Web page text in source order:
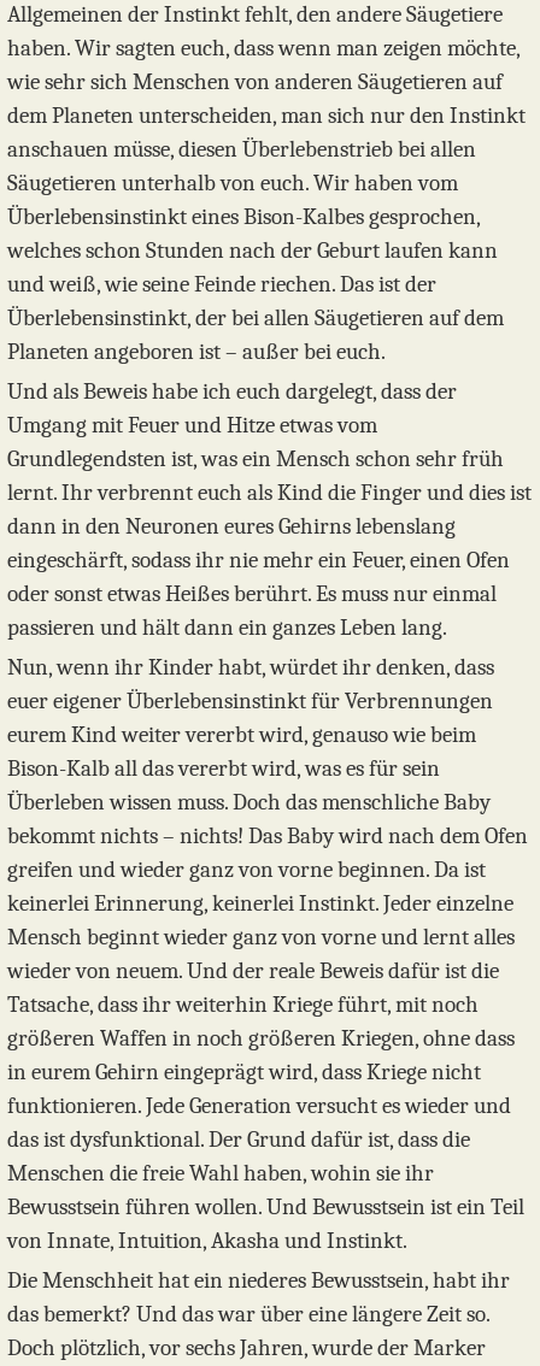
Allgemeinen der Instinkt fehlt, den andere Säugetiere
haben. Wir sagten euch, dass wenn man zeigen möchte,
wie sehr sich Menschen von anderen Säugetieren auf
dem Planeten unterscheiden, man sich nur den Instinkt
anschauen müsse, diesen Überlebenstrieb bei allen
Säugetieren unterhalb von euch. Wir haben vom
Überlebensinstinkt eines Bison-Kalbes gesprochen,
welches schon Stunden nach der Geburt laufen kann
und weiß, wie seine Feinde riechen. Das ist der
Überlebensinstinkt, der bei allen Säugetieren auf dem
Planeten angeboren ist – außer bei euch.
Und als Beweis habe ich euch dargelegt, dass der
Umgang mit Feuer und Hitze etwas vom
Grundlegendsten ist, was ein Mensch schon sehr früh
lernt. Ihr verbrennt euch als Kind die Finger und dies ist
dann in den Neuronen eures Gehirns lebenslang
eingeschärft, sodass ihr nie mehr ein Feuer, einen Ofen
oder sonst etwas Heißes berührt. Es muss nur einmal
passieren und hält dann ein ganzes Leben lang.
Nun, wenn ihr Kinder habt, würdet ihr denken, dass
euer eigener Überlebensinstinkt für Verbrennungen
eurem Kind weiter vererbt wird, genauso wie beim
Bison-Kalb all das vererbt wird, was es für sein
Überleben wissen muss. Doch das menschliche Baby
bekommt nichts – nichts! Das Baby wird nach dem Ofen
greifen und wieder ganz von vorne beginnen. Da ist
keinerlei Erinnerung, keinerlei Instinkt. Jeder einzelne
Mensch beginnt wieder ganz von vorne und lernt alles
wieder von neuem. Und der reale Beweis dafür ist die
Tatsache, dass ihr weiterhin Kriege führt, mit noch
größeren Waffen in noch größeren Kriegen, ohne dass
in eurem Gehirn eingeprägt wird, dass Kriege nicht
funktionieren. Jede Generation versucht es wieder und
das ist dysfunktional. Der Grund dafür ist, dass die
Menschen die freie Wahl haben, wohin sie ihr
Bewusstsein führen wollen. Und Bewusstsein ist ein Teil
von Innate, Intuition, Akasha und Instinkt.
Die Menschheit hat ein niederes Bewusstsein, habt ihr
das bemerkt? Und das war über eine längere Zeit so.
Doch plötzlich, vor sechs Jahren, wurde der Marker